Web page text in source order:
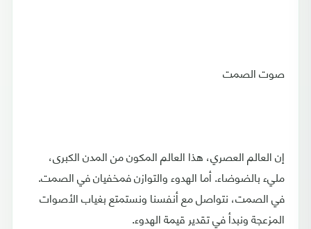
صوت الصمت
إن العالم العصري، هذا العالم المكون من المدن الكبرى،
مليء بالضوضاء. أما الهدوء والتوازن فمخفيان في الصمت.
في الصمت، نتواصل مع أنفسنا ونستمتع بغياب الأصوات
المزعجة ونبدأ في تقدير قيمة الهدوء.